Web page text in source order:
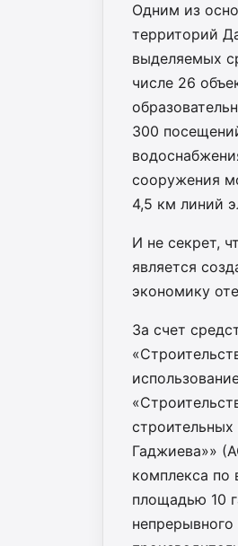
Одним из
территорий
выделяемых
числе 26
300
сооружения
4,5 км линий
И не секрет,
является
экономику
За счет
Гаджиева»»
комплекса по
площадью 10